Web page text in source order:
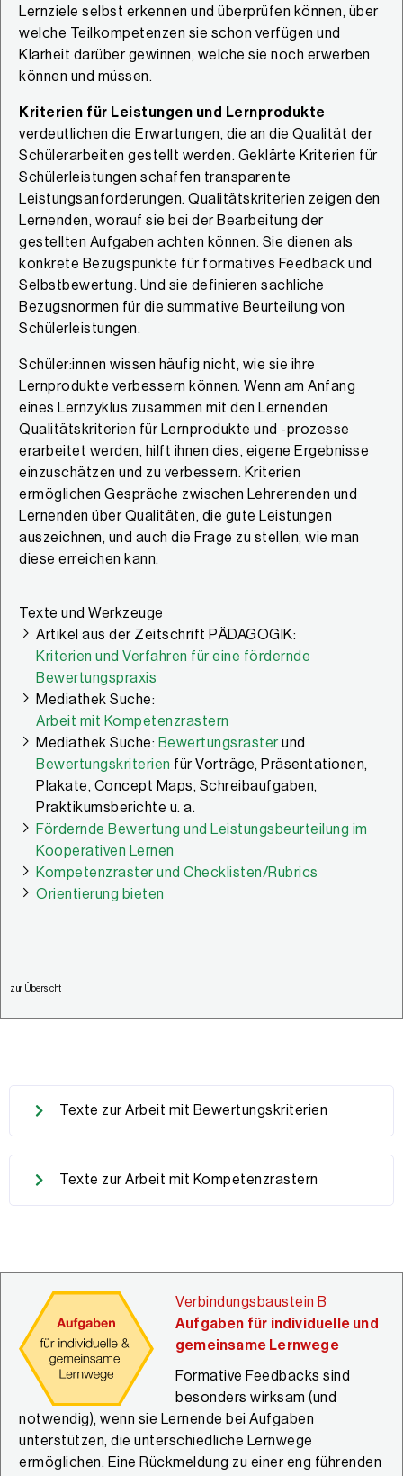
Lernziele selbst erkennen und überprüfen können, über
welche Teilkompetenzen sie schon verfügen und
Klarheit darüber gewinnen, welche sie noch erwerben
können und müssen.
Kriterien für Leistungen und Lernprodukte
verdeutlichen die Erwartungen, die an die Qualität der
Schülerarbeiten gestellt werden. Geklärte Kriterien für
Schülerleistungen schaffen transparente
Leistungsanforderungen. Qualitätskriterien zeigen den
Lernenden, worauf sie bei der Bearbeitung der
gestellten Aufgaben achten können. Sie dienen als
konkrete Bezugspunkte für formatives Feedback und
Selbstbewertung. Und sie definieren sachliche
Bezugsnormen für die summative Beurteilung von
Schülerleistungen.
Schüler:innen wissen häufig nicht, wie sie ihre
Lernprodukte verbessern können. Wenn am Anfang
eines Lernzyklus zusammen mit den Lernenden
Qualitätskriterien für Lernprodukte und -prozesse
erarbeitet werden, hilft ihnen dies, eigene Ergebnisse
einzuschätzen und zu verbessern. Kriterien
ermöglichen Gespräche zwischen Lehrerenden und
Lernenden über Qualitäten, die gute Leistungen
auszeichnen, und auch die Frage zu stellen, wie man
diese erreichen kann.
Texte und Werkzeuge
Artikel aus der Zeitschrift PÄDAGOGIK:
Kriterien und Verfahren für eine fördernde
Bewertungspraxis
Mediathek Suche:
Arbeit mit Kompetenzrastern
Mediathek Suche: Bewertungsraster und
Bewertungskriterien für Vorträge, Präsentationen,
Plakate, Concept Maps, Schreibaufgaben,
Praktikumsberichte u. a.
Fördernde Bewertung und Leistungsbeurteilung im
Kooperativen Lernen
Kompetenzraster und Checklisten/Rubrics
Orientierung bieten
zur Übersicht
Texte zur Arbeit mit Bewertungskriterien
Texte zur Arbeit mit Kompetenzrastern
Verbindungsbaustein B
Aufgaben für individuelle und
gemeinsame Lernwege
Formative Feedbacks sind
besonders wirksam (und
notwendig), wenn sie Lernende bei Aufgaben
unterstützen, die unterschiedliche Lernwege
ermöglichen. Eine Rückmeldung zu einer eng führenden